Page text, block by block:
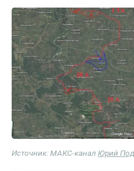
Источник: МАКС-канал Юрий